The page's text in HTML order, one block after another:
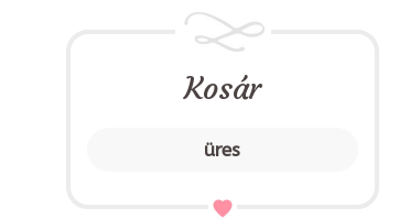
Kosár
üres